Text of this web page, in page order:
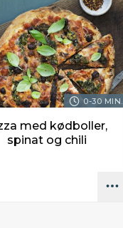
0-30 MIN.
med kødboller,
spinat og chili